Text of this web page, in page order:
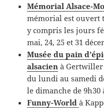
Mémorial Alsace-
mémorial est ouvert
y compris les jours
mai, 24, 25 et 31
Musée du pain
alsacien à Gertwiller
du lundi au samedi
le dimanche de 9h30
Funny-World à